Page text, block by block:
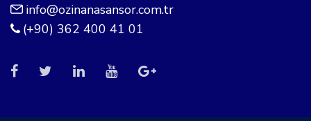
info@ozinanasansor.com.tr
(+90) 362 400 41 01